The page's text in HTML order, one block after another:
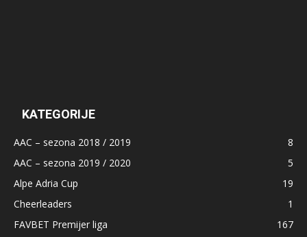
KATEGORIJE
AAC – sezona 2018 / 2019
8
AAC – sezona 2019 / 2020
5
Alpe Adria Cup
19
Cheerleaders
1
FAVBET Premijer liga
167